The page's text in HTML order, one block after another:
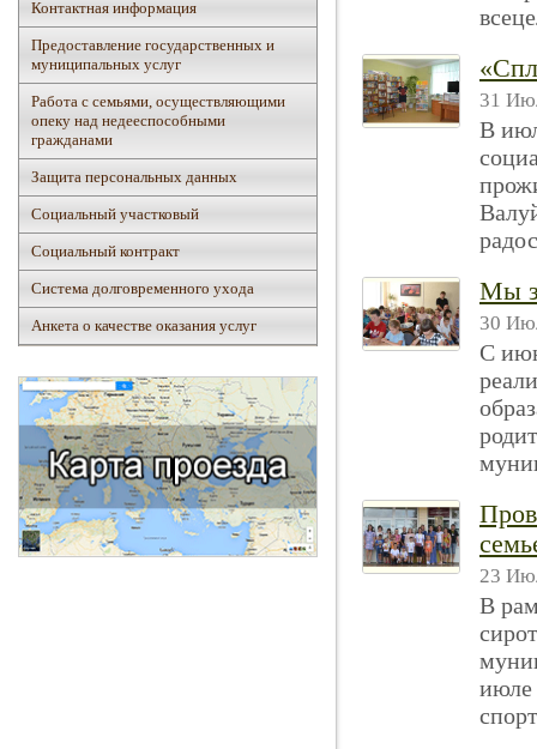
Контактная информация
Предоставление государственных и
муниципальных услуг
Работа с семьями, осуществляющими
опеку над недееспособными
гражданами
Защита персональных данных
Социальный участковый
Социальный контракт
Система долговременного ухода
Анкета о качестве оказания услуг
31
В
Мы
30
С
23
В
июле